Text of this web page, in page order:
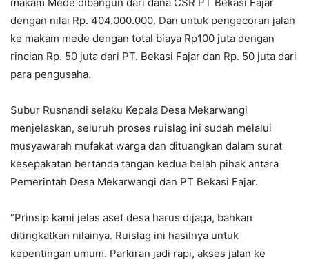
makam Mede dibangun dari dana CSR PT Bekasi Fajar
dengan nilai Rp. 404.000.000. Dan untuk pengecoran jalan
ke makam mede dengan total biaya Rp100 juta dengan
rincian Rp. 50 juta dari PT. Bekasi Fajar dan Rp. 50 juta dari
para pengusaha.
Subur Rusnandi selaku Kepala Desa Mekarwangi
menjelaskan, seluruh proses ruislag ini sudah melalui
musyawarah mufakat warga dan dituangkan dalam surat
kesepakatan bertanda tangan kedua belah pihak antara
Pemerintah Desa Mekarwangi dan PT Bekasi Fajar.
“Prinsip kami jelas aset desa harus dijaga, bahkan
ditingkatkan nilainya. Ruislag ini hasilnya untuk
kepentingan umum. Parkiran jadi rapi, akses jalan ke